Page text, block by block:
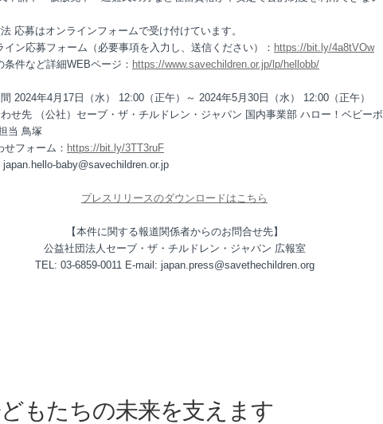
応募はオンラインフォームで受け付けています。
ン応募フォーム（必要事項を入力し、送信ください）： https://bit.ly/4a8tVOw
件など詳細WEBページ： https://www.savechildren.or.jp/lp/hellobb/
2024年4月17日（水） 12:00（正午）～ 2024年5月30日（水） 12:00（正午）
せ先 （公社）セーブ・ザ・チルドレン・ジャパン 国内事業部 ハロー！ベビーボ
当 鳥塚
せフォーム： https://bit.ly/3TT3ruF
japan.hello-baby@savechildren.or.jp
プレスリリースのダウンロードはこちら
【本件に関する報道関係者からのお問合せ先】
公益社団法人セーブ・ザ・チルドレン・ジャパン 広報室
TEL: 03-6859-0011 E-mail: japan.press@savethechildren.org
もたちの未来を支えます